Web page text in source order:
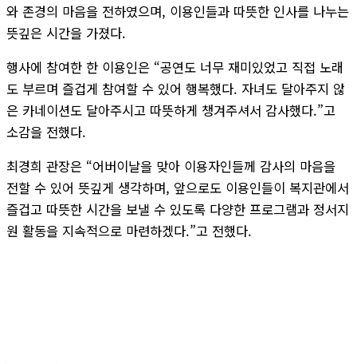
와 존경의 마음을 전하였으며, 이용인들과 따뜻한 인사를 나누는
뜻깊은 시간을 가졌다.
행사에 참여한 한 이용인은 “공연도 너무 재미있었고 직접 노래
도 부르며 즐겁게 참여할 수 있어 행복했다. 자녀도 달아주지 않
은 카네이션도 달아주시고 따뜻하게 챙겨주셔서 감사했다.”고
소감을 전했다.
최경희 관장은 “어버이날을 맞아 이용자인들께 감사의 마음을
전할 수 있어 뜻깊게 생각하며, 앞으로도 이용인들이 복지관에서
즐겁고 따뜻한 시간을 보낼 수 있도록 다양한 프로그램과 정서지
원 활동을 지속적으로 마련하겠다.”고 전했다.